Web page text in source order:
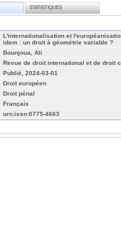
STATISTIQUES
L'internationalisation et
idem : un droit à géométrie variable ?
Bounjoua, Ali
Revue de droit international et de droit
Publié, 2024-03-01
Droit européen
Droit pénal
Français
urn:issn:0775-4663